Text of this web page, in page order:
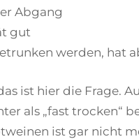
Abgang
gut
werden, hat
ist hier die Frage.
als „fast trocken“
ist gar nicht